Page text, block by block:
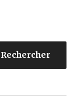
Rechercher